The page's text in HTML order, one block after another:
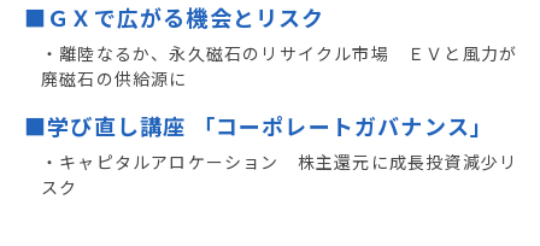
■ＧＸで広がる機会とリスク
・離陸なるか、永久磁石のリサイクル市場 ＥＶと風力が
廃磁石の供給源に
■学び直し講座 「コーポレートガバナンス」
・キャピタルアロケーション 株主還元に成長投資減少リ
スク